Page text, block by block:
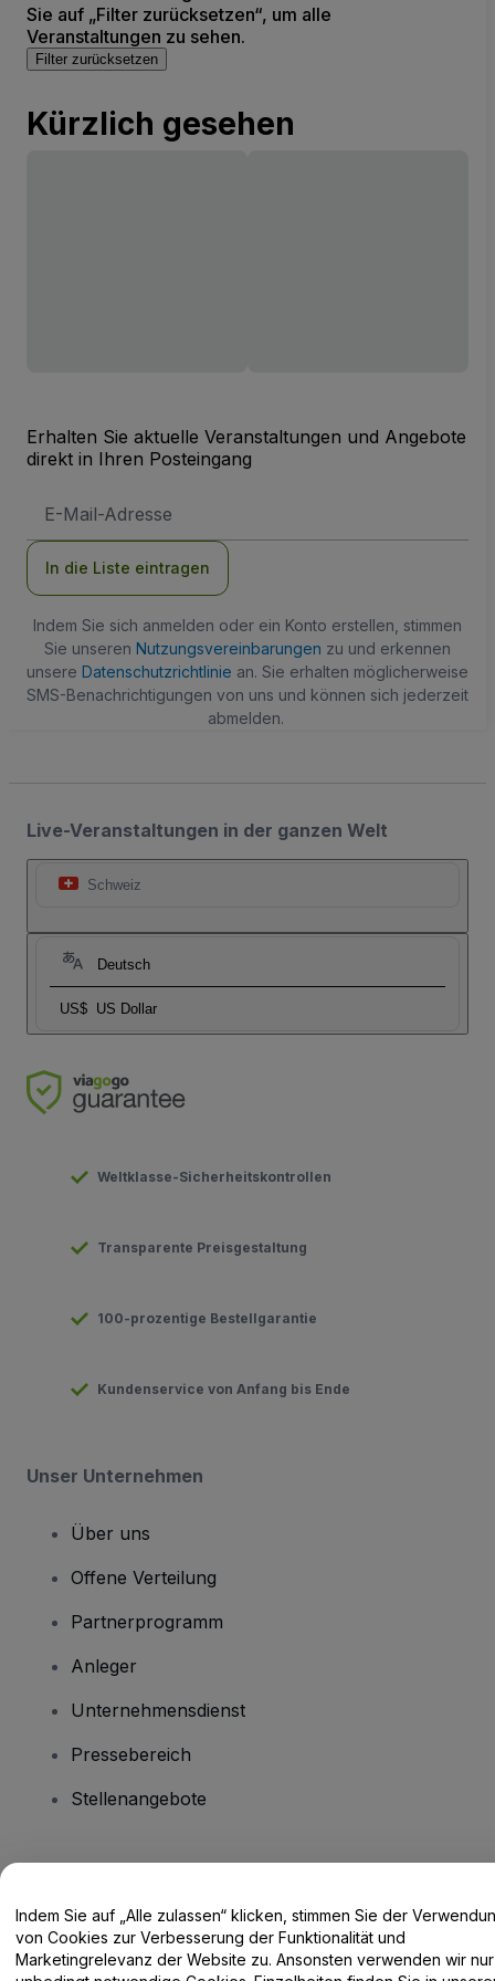
Sie auf „Filter zurücksetzen“, um alle
Veranstaltungen zu sehen.
Filter zurücksetzen
Kürzlich gesehen
Erhalten Sie aktuelle Veranstaltungen und Angebote
direkt in Ihren Posteingang
Mail-
In die Liste eintragen
Indem Sie sich anmelden oder ein Konto erstellen, stimmen
Sie unseren Nutzungsvereinbarungen zu und erkennen
unsere Datenschutzrichtlinie an. Sie erhalten möglicherweise
SMS-Benachrichtigungen von uns und können sich jederzeit
abmelden.
Live-Veranstaltungen in der ganzen Welt
Schweiz
Deutsch
US$ US Dollar
Weltklasse-Sicherheitskontrollen
Transparente Preisgestaltung
100-prozentige Bestellgarantie
Kundenservice von Anfang bis Ende
Unser Unternehmen
Über uns
Offene Verteilung
Partnerprogramm
Anleger
Unternehmensdienst
Pressebereich
Stellenangebote
Hilfe-Center / Kontakt
Indem Sie auf „Alle zulassen“ klicken, stimmen Sie der
von Cookies zur Verbesserung der Funktionalität und
Marketingrelevanz der Website zu. Ansonsten verwenden wir nur